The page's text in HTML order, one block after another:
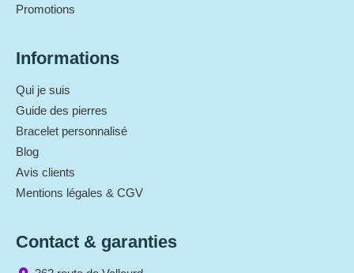
Promotions
Informations
Qui je suis
Guide des pierres
Bracelet personnalisé
Blog
Avis clients
Mentions légales & CGV
Contact & garanties